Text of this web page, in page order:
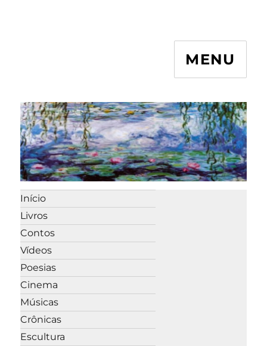
MENU
Início
Livros
Contos
Vídeos
Poesias
Cinema
Músicas
Crônicas
Escultura